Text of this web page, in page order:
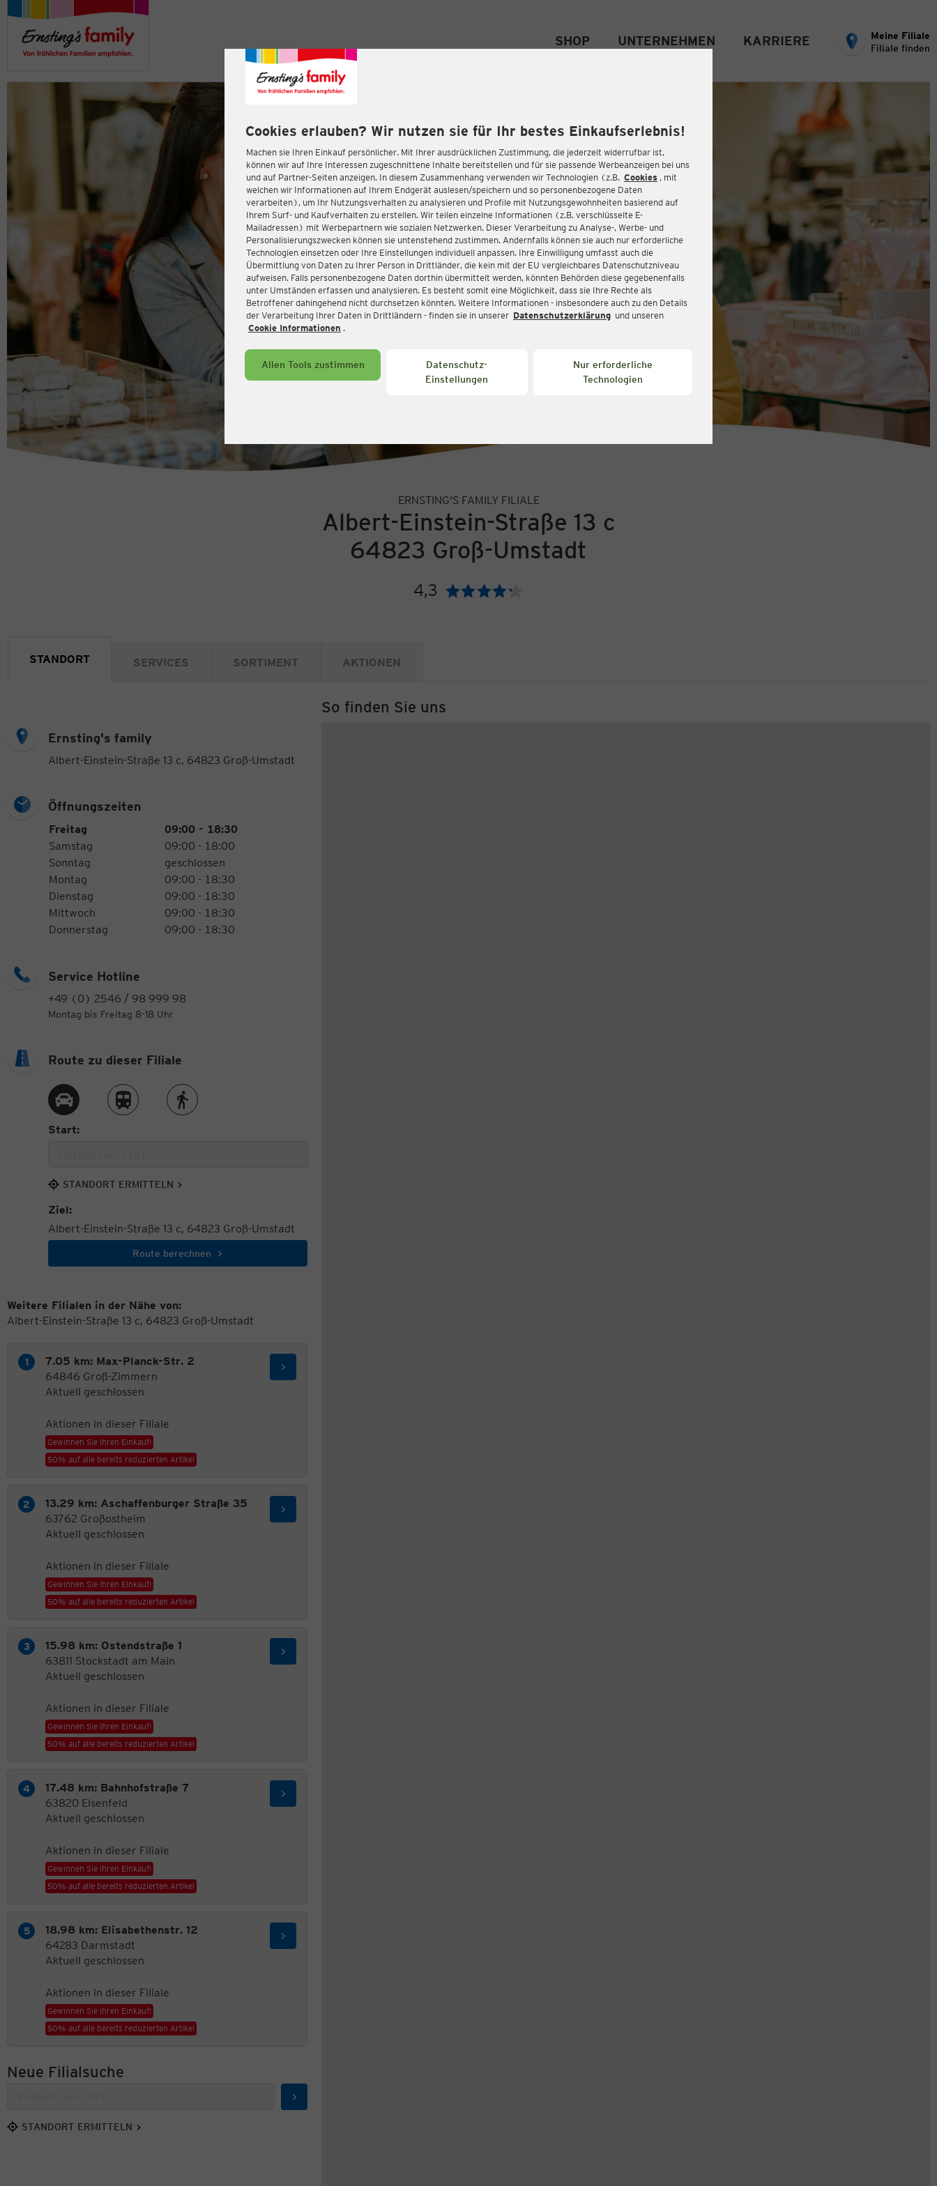
Cookies erlauben? Wir nutzen sie für Ihr bestes Einkaufserlebnis!
Machen sie Ihren Einkauf persönlicher. Mit Ihrer ausdrücklichen Zustimmung, die jederzeit widerrufbar ist,
können wir auf Ihre Interessen zugeschnittene Inhalte bereitstellen und für sie passende Werbeanzeigen bei uns
und auf Partner-Seiten anzeigen. In diesem Zusammenhang verwenden wir Technologien (z.B. Cookies , mit
welchen wir Informationen auf Ihrem Endgerät auslesen/speichern und so personenbezogene Daten
verarbeiten), um Ihr Nutzungsverhalten zu analysieren und Profile mit Nutzungsgewohnheiten basierend auf
Ihrem Surf- und Kaufverhalten zu erstellen. Wir teilen einzelne Informationen (z.B. verschlüsselte E-
Mailadressen) mit Werbepartnern wie sozialen Netzwerken. Dieser Verarbeitung zu Analyse-, Werbe- und
Personalisierungszwecken können sie untenstehend zustimmen. Andernfalls können sie auch nur erforderliche
Technologien einsetzen oder Ihre Einstellungen individuell anpassen. Ihre Einwilligung umfasst auch die
Übermittlung von Daten zu Ihrer Person in Drittländer, die kein mit der EU vergleichbares Datenschutzniveau
aufweisen. Falls personenbezogene Daten dorthin übermittelt werden, könnten Behörden diese gegebenenfalls
unter Umständen erfassen und analysieren. Es besteht somit eine Möglichkeit, dass sie Ihre Rechte als
Betroffener dahingehend nicht durchsetzen könnten. Weitere Informationen - insbesondere auch zu den Details
der Verarbeitung Ihrer Daten in Drittländern - finden sie in unserer Datenschutzerklärung und unseren
Cookie Informationen .
Allen Tools zustimmen
Datenschutz-
Einstellungen
Nur erforderliche
Technologien
SHOP UNTERNEHMEN KARRIERE
Meine Filiale
Filiale finden
ERNSTING'S FAMILY FILIALE
Albert-Einstein-Straße 13 c
64823 Groß-Umstadt
4,3 Bewertung:
STANDORT SERVICES SORTIMENT AKTIONEN
Ernsting's family
Albert-Einstein-Straße 13 c, 64823 Groß-Umstadt
Öffnungszeiten
Öffnungszeiten
Wochentag
Freitag
09:00 - 18:30
Samstag
09:00 - 18:00
Sonntag
geschlossen
Montag
09:00 - 18:30
Dienstag
09:00 - 18:30
Mittwoch
09:00 - 18:30
Donnerstag
09:00 - 18:30
Service Hotline
+49 (0) 2546 / 98 999 98
Montag bis Freitag 8-18 Uhr
So finden Sie uns
Route zu dieser Filiale
Route per AutoRoute per ZugRoute zu Fuß
Start:
STANDORT ERMITTELN
Ziel:
Albert-Einstein-Straße 13 c, 64823 Groß-Umstadt
Route berechnen
Weitere Filialen in der Nähe von:
Albert-Einstein-Straße 13 c, 64823 Groß-Umstadt
7.05 km: Max-Planck-Str. 2
64846 Groß-Zimmern
Aktuell geschlossen
Aktionen in dieser Filiale
Gewinnen Sie Ihren Einkauf!
50% auf alle bereits reduzierten Artikel
13.29 km: Aschaffenburger Straße 35
63762 Großostheim
Aktuell geschlossen
Aktionen in dieser Filiale
Gewinnen Sie Ihren Einkauf!
50% auf alle bereits reduzierten Artikel
15.98 km: Ostendstraße 1
63811 Stockstadt am Main
Aktuell geschlossen
Aktionen in dieser Filiale
Gewinnen Sie Ihren Einkauf!
50% auf alle bereits reduzierten Artikel
17.48 km: Bahnhofstraße 7
63820 Elsenfeld
Aktuell geschlossen
Aktionen in dieser Filiale
Gewinnen Sie Ihren Einkauf!
50% auf alle bereits reduzierten Artikel
18.98 km: Elisabethenstr. 12
64283 Darmstadt
Aktuell geschlossen
Aktionen in dieser Filiale
Gewinnen Sie Ihren Einkauf!
50% auf alle bereits reduzierten Artikel
Neue Filialsuche
Suchen
STANDORT ERMITTELN